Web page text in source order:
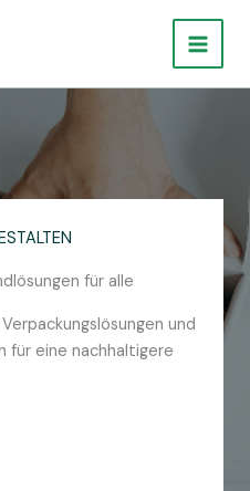
für alle
und
für eine nachhaltigere